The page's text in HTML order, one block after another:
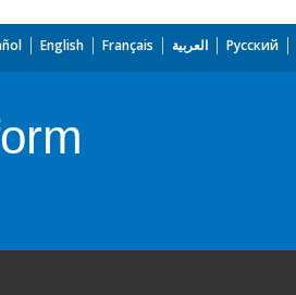
English Français العربية Русский